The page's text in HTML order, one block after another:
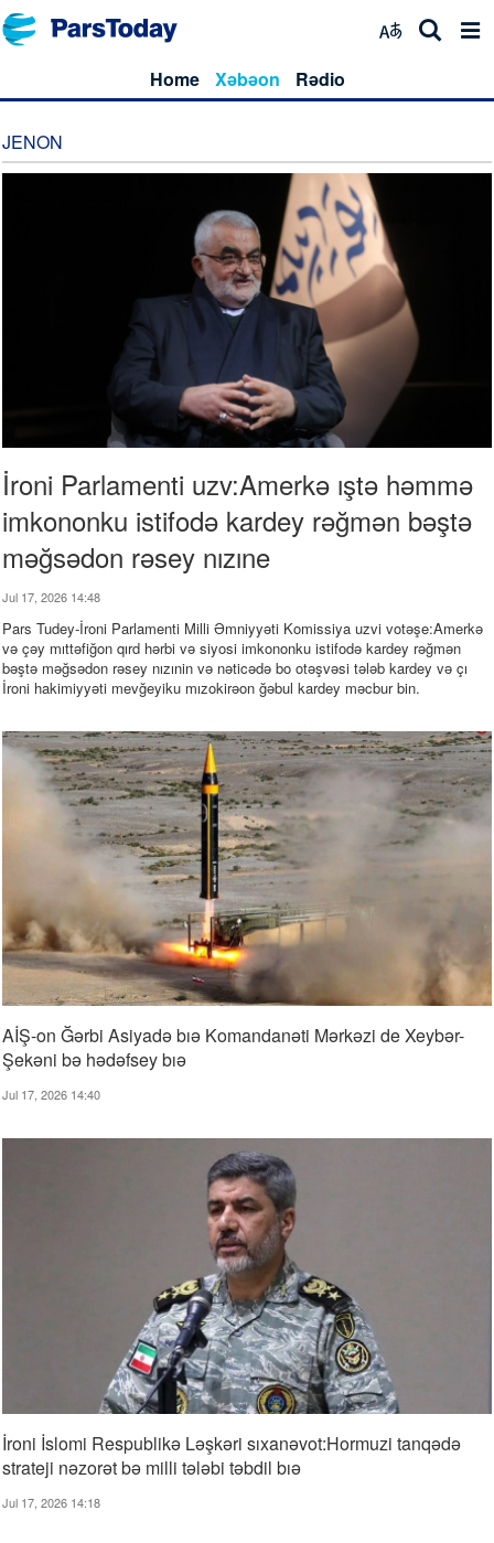
Home Xəbəon Rədio
JENON
İroni Parlamenti uzv:Amerkə ıştə həmmə
imkononku istifodə kardey rəğmən bəştə
məğsədon rəsey nızıne
Jul 17, 2026 14:48
Pars Tudey-İroni Parlamenti Milli Əmniyyəti Komissiya uzvi votəşe:Amerkə
və çəy mıttəfiğon qırd hərbi və siyosi imkononku istifodə kardey rəğmən
bəştə məğsədon rəsey nızınin və nəticədə bo otəşvəsi tələb kardey və çı
İroni hakimiyyəti mevğeyiku mızokirəon ğəbul kardey məcbur bin.
AİŞ-on Ğərbi Asiyadə bıə Komandanəti Mərkəzi de Xeybər-
Şekəni bə hədəfsey bıə
Jul 17, 2026 14:40
İroni İslomi Respublikə Ləşkəri sıxanəvot:Hormuzi tanqədə
strateji nəzorət bə milli tələbi təbdil bıə
Jul 17, 2026 14:18